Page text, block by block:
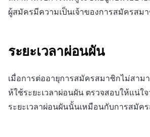
ผู้สมัครมีความเป็นเจ้าของการสมัครสม
ระยะเวลาผ่อนผัน
เมื่อการต่ออายุการสมัครสมาชิกไม่สามา
ห้ใช้ระยะเวลาผ่อนผัน ตรวจสอบให้แน่ใ
ระยะเวลาผ่อนผันนั้นเหมือนกับการสมัค